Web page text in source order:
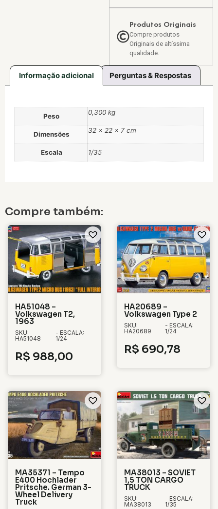
Produtos Originais
Compre produtos
Originais de altíssima
qualidade.
Informação adicional Perguntas & Respostas
Peso 0,300 kg
Dimensões 32 × 22 × 7 cm
Escala 1/35
Compre também:
HA51048 –
Volkswagen T2,
1963
SKU:
HA51048
- ESCALA:
1/24
R$ 988,00
HA20689 –
Volkswagen Type 2
SKU:
HA20689
- ESCALA:
1/24
R$ 690,78
MA35371 – Tempo
E400 Hochlader
Pritsche. German 3-
Wheel Delivery
Truck
MA38013 – SOVIET
1,5 TON CARGO
TRUCK
SKU:
MA38013
- ESCALA:
1/35